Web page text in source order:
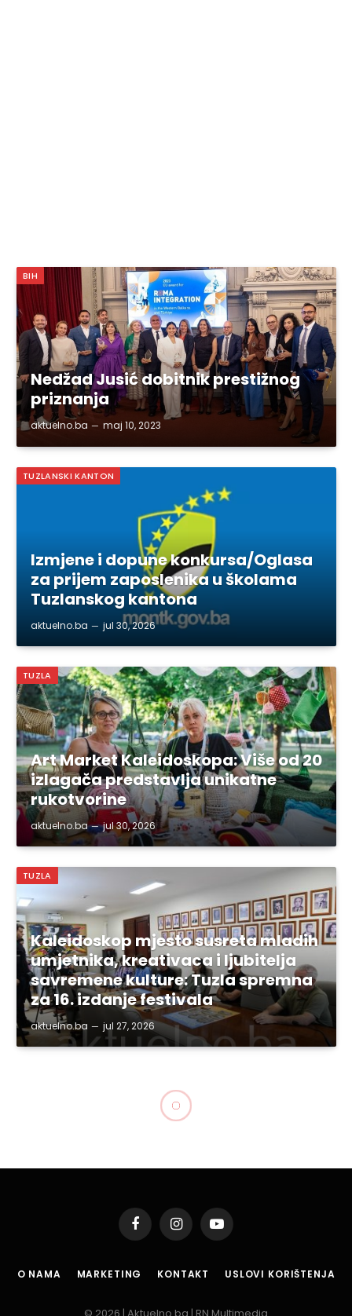
BIH
Nedžad Jusić dobitnik prestižnog
priznanja
aktuelno.ba maj 10, 2023
TUZLANSKI KANTON
Izmjene i dopune konkursa/Oglasa
za prijem zaposlenika u školama
Tuzlanskog kantona
aktuelno.ba jul 30, 2026
TUZLA
Art Market Kaleidoskopa: Više od 20
izlagača predstavlja unikatne
rukotvorine
aktuelno.ba jul 30, 2026
TUZLA
Kaleidoskop mjesto susreta mladih
umjetnika, kreativaca i ljubitelja
savremene kulture: Tuzla spremna
za 16. izdanje festivala
aktuelno.ba jul 27, 2026
FacebookInstagramYouTube
O NAMA MARKETING KONTAKT USLOVI KORIŠTENJA